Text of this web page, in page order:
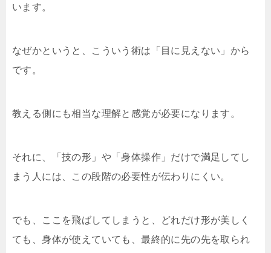
います。
なぜかというと、こういう術は「目に見えない」から
です。
教える側にも相当な理解と感覚が必要になります。
それに、「技の形」や「身体操作」だけで満足してし
まう人には、この段階の必要性が伝わりにくい。
でも、ここを飛ばしてしまうと、どれだけ形が美しく
ても、身体が使えていても、最終的に先の先を取られ